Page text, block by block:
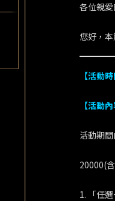
各位親
您好，
【活動
【活動
活動期
20000(
1. 「任